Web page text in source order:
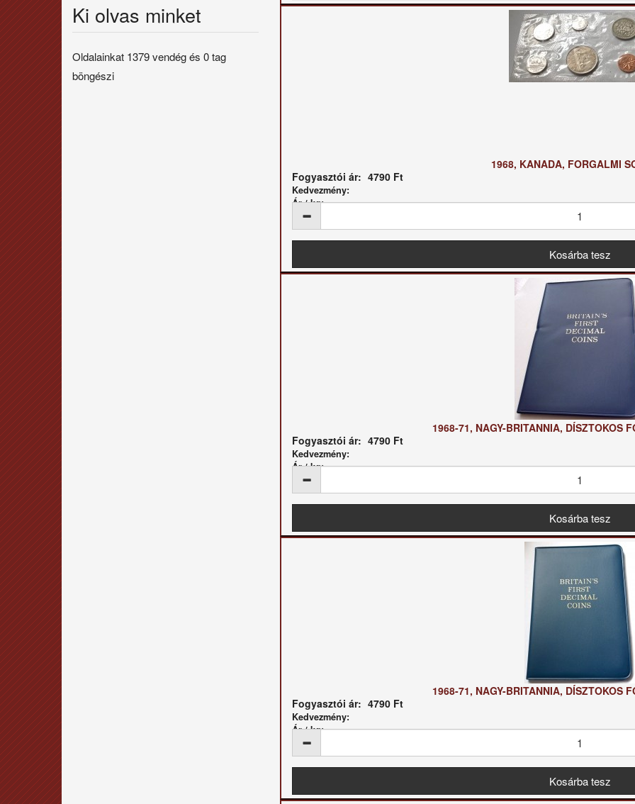
1968, KANADA, FORGALMI
Fogyasztói ár: 4790 Ft
Kedvezmény:
Ár / kg:
1968-71, NAGY-BRITANNIA, DÍSZTOKOS
Fogyasztói ár: 4790 Ft
Kedvezmény:
Ár / kg:
1968-71, NAGY-BRITANNIA, DÍSZTOKOS
Fogyasztói ár: 4790 Ft
Kedvezmény:
Ár / kg:
Ki olvas minket
Oldalainkat 1379 vendég és 0 tag
böngészi